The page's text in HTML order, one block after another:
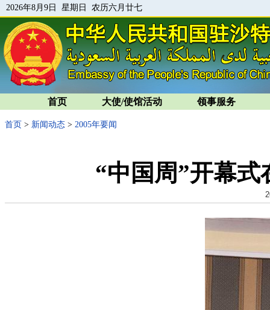
2026年8月9日 星期日 农历六月廿七
首页 大使/使馆活动 领事服务
首页 > 新闻动态 > 2005年要闻
“中国周”开幕